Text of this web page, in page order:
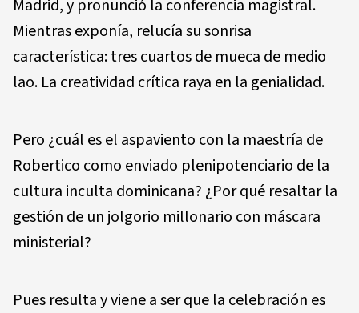
Madrid, y pronunció la conferencia magistral.
Mientras exponía, relucía su sonrisa
característica: tres cuartos de mueca de medio
lao. La creatividad crítica raya en la genialidad.
Pero ¿cuál es el aspaviento con la maestría de
Robertico como enviado plenipotenciario de la
cultura inculta dominicana? ¿Por qué resaltar la
gestión de un jolgorio millonario con máscara
ministerial?
Pues resulta y viene a ser que la celebración es